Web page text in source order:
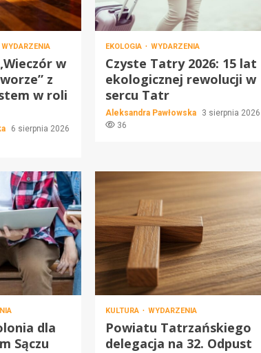
WYDARZENIA
w
z
w roli
6 sierpnia 2026
EKOLOGIA WYDARZENIA
Czyste Tatry 2026: 15 lat
ekologicznej rewolucji w
sercu Tatr
Aleksandra Pawłowska
3 sierpnia 2026
36
dla
Sączu
KULTURA WYDARZENIA
Powiatu Tatrzańskiego
delegacja na 32. Odpust